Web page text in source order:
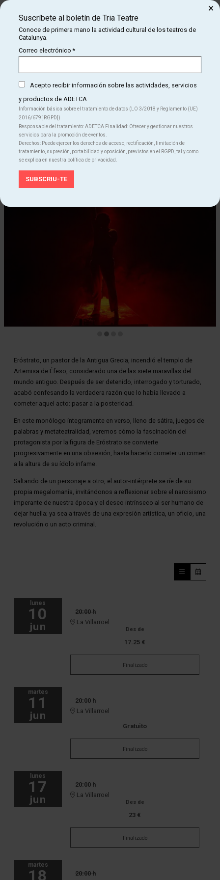
Técnico de la compañía: Santiago Aguilera
Jefa técnica del teatro:
Agradecimientos:Teatre Nu, La Calòrica, familia Arquillué Rius y
familia Macho Otero
Instituciones:Generalitat de Catalunya – ICEC Institut Català de
les Empreses Culturals
Eróstrato, un pastor de la Antigua Grecia, incendió el templo de
Artemisa de Éfeso, considerado una de las siete maravillas del
mundo antiguo. Después de ser detenido, interrogado y torturado,
acabó confesando la verdadera razón que lo había llevado a
cometer aquel acto: pasar a la posteridad.
En este monólogo íntegramente en verso, lleno de sátira, juegos de
palabras y metateatralidad, veremos cómo la fascinación del
protagonista por la figura de Eróstrato se convierte
progresivamente en una obsesión, hasta hacerlo cometer un crimen
a la altura de su ídolo infame.
Saltando de un personaje a otro, el autor-intérprete se ríe de su
propia megalomanía, invitándonos a reflexionar sobre el narcisismo
imperante de nuestra época y el deseo intrínseco al ser humano de
dejar huella; ya sea a través de una expresión artística, un oficio, una
revolución o un acto criminal.
lunes
10
jun
20:00 h
La Villarroel
Des de
17.25 €
Finalizado
martes
11
jun
20:00 h
La Villarroel
Gratuito
Finalizado
lunes
17
jun
20:00 h
La Villarroel
Des de
23 €
Finalizado
martes
18 20:00 h
Suscríbete al boletín de Tria Teatre
Conoce de primera mano la actividad cultural de los teatros de
Catalunya.
Correo electrónico*
Acepto recibir información sobre las actividades, servicios
y productos de ADETCA
Información básica sobre el tratamiento de datos (LO 3/2018 y Reglamento (UE)
2016/679 ]RGPD])
Responsable del tratamiento: ADETCA Finalidad: Ofrecer y gestionar nuestros
servicios para la promoción de eventos.
Derechos: Puede ejercer los derechos de acceso, rectificación, limitación de
tratamiento, supresión, portabilidad y oposición, previstos en el RGPD, tal y como
se explica en nuestra política de privacidad.
×